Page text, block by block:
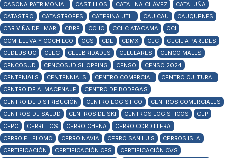
CASONA PATRIMONIAL
CASTILLOS CATALINA CHÁVEZ
CATALUÑA
CATASTRO
CATASTROFES CATERINA UTILI CAU CAU
CAUQUENES
CBR VIÑA DEL MAR
CBRE CCHC CCHC ATACAMA
CCI
CCM-ELEVA Y COCHILCO
CCS CDE CDMX CEC
CECILIA PAREDES
CEDEUS UC
CEEC CELEBRIDADES CELULARES
CENCO MALLS
CENCOSUD
CENCOSUD SHOPPING CENSO
CENSO 2024
CENTENIALS
CENTENNIALS CENTRO COMERCIAL
CENTRO CULTURAL
CENTRO DE ALMACENAJE
CENTRO DE BODEGAS
CENTRO DE DISTRIBUCIÓN
CENTRO LOGÍSTICO
CENTROS COMERCIALES
CENTROS DE SALUD
CENTROS DE SKI CENTROS LOGISTICOS
CEP
CEPO
CERRILLOS CERRO CHENA
CERRO CORDILLERA
CERRO EL PLOMO
CERRO NAVIA CERRO SAN LUIS
CERROS ISLA
CERTIFICACIÓN
CERTIFICACIÓN CES CERTIFICACIÓN CVS